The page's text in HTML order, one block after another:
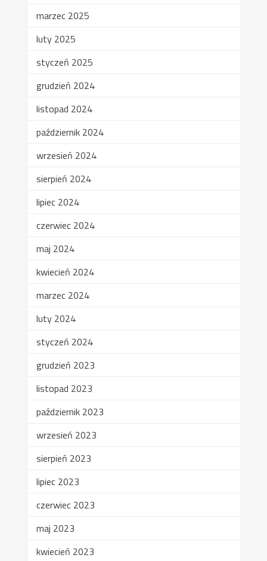
marzec 2025
luty 2025
styczeń 2025
grudzień 2024
listopad 2024
październik 2024
wrzesień 2024
sierpień 2024
lipiec 2024
czerwiec 2024
maj 2024
kwiecień 2024
marzec 2024
luty 2024
styczeń 2024
grudzień 2023
listopad 2023
październik 2023
wrzesień 2023
sierpień 2023
lipiec 2023
czerwiec 2023
maj 2023
kwiecień 2023